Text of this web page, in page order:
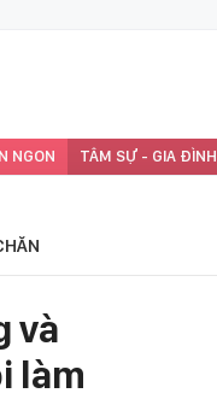
NGON TÂM SỰ - GIA ĐÌNH
và
làm